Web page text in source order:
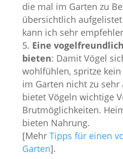
die mal im Garten zu
übersichtlich
kann ich sehr
Eine
bieten: Damit Vögel
wohlfühlen, spritze
im Garten nicht zu
bietet Vögeln wichtige
Brutmöglichkeiten.
bieten Nahrung.
[Mehr Tipps für einen
Garten].